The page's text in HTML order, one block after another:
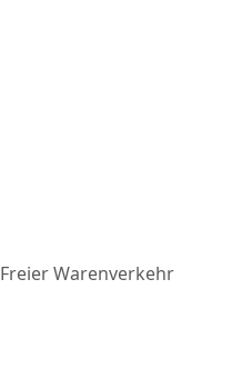
Freier Warenverkehr